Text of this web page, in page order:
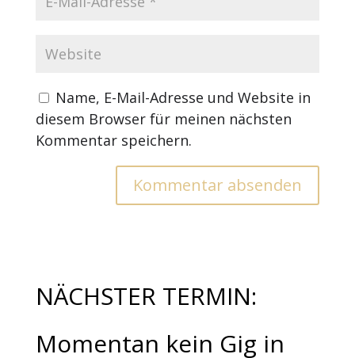
Name, E-Mail-Adresse und Website in
diesem Browser für meinen nächsten
Kommentar speichern.
NÄCHSTER TERMIN:
Momentan kein Gig in